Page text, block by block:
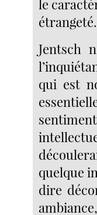
le
étrangeté.
Jentsch
qui est
quelque
dire